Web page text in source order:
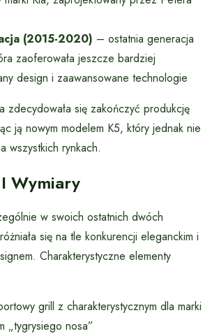
(2015-2020) – ostatnia generacja
zaoferowała jeszcze bardziej
design i zaawansowane technologie
zdecydowała się zakończyć produkcję
ją nowym modelem K5, który jednak nie
wszystkich rynkach.
Wymiary
w swoich ostatnich dwóch
się na tle konkurencji eleganckim i
Charakterystyczne elementy
grill z charakterystycznym dla marki
„tygrysiego nosa”